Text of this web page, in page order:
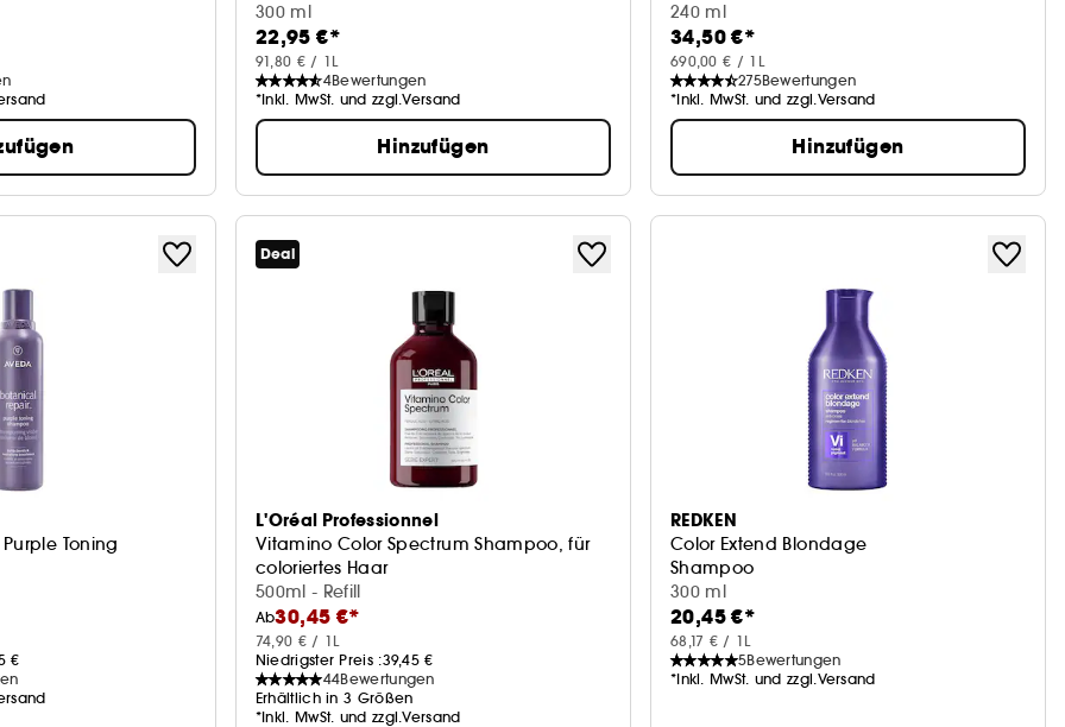
300 ml
22,95 €*
91,80 € / 1L
4Bewertungen
*Inkl. MwSt. und zzgl.Versand
Hinzufügen
240 ml
34,50 €*
690,00 € / 1L
275Bewertungen
*Inkl. MwSt. und zzgl.Versand
Hinzufügen
Toning
€
Deal
L'Oréal Professionnel
Vitamino Color Spectrum Shampoo, für
coloriertes Haar
Shampoo
500ml - Refill
Ab30,45 €*
74,90 € / 1L
Niedrigster Preis :39,45 €
44Bewertungen
Erhältlich in 3 Größen
*Inkl. MwSt. und zzgl.Versand
REDKEN
Color Extend Blondage
Shampoo
300 ml
20,45 €*
68,17 € / 1L
5Bewertungen
*Inkl. MwSt. und zzgl.Versand